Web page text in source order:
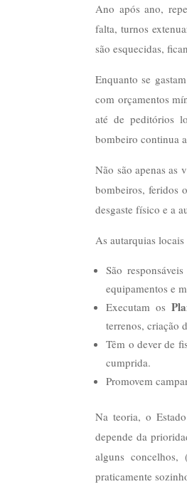
Ano após ano,
falta, turnos
são esquecidas,
Enquanto se
com orçamentos
até de peditórios
bombeiro continua
Não são apenas
bombeiros, feridos
desgaste físico e a
As autarquias
São
equipamentos e
Executam os
terrenos, criação
Têm o dever de
cumprida.
Promovem
Na teoria, o
depende da
alguns concelhos,
praticamente